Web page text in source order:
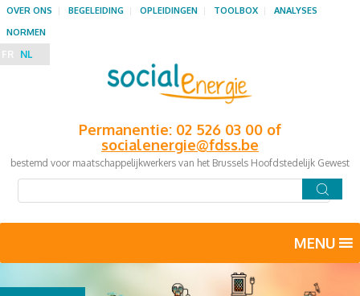
Permanentie: 02 526 03 00 of
socialenergie@fdss.be
bestemd voor maatschappelijkwerkers van het Brussels Hoofdstedelijk Gewest
OVER ONS BEGELEIDING OPLEIDINGEN TOOLBOX
ANALYSES
NORMEN
FR NL
MENU